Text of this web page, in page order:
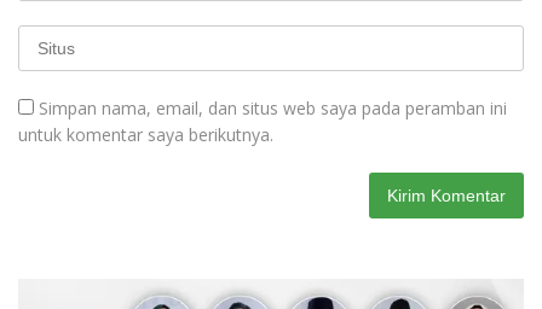
Simpan nama, email, dan situs web saya pada peramban ini
untuk komentar saya berikutnya.